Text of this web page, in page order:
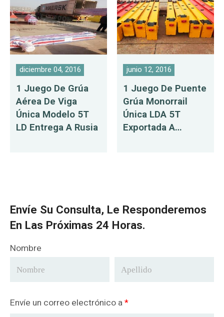
diciembre 04, 2016
1 Juego De Grúa
Aérea De Viga
Única Modelo 5T
LD Entrega A Rusia
junio 12, 2016
1 Juego De Puente
Grúa Monorrail
Única LDA 5T
Exportada A
Envíe Su Consulta, Le Responderemos
En Las Próximas 24 Horas.
Nombre
Envíe un correo electrónico a*